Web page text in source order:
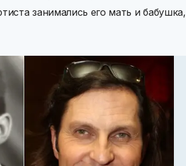
занимались его мать и бабушка,